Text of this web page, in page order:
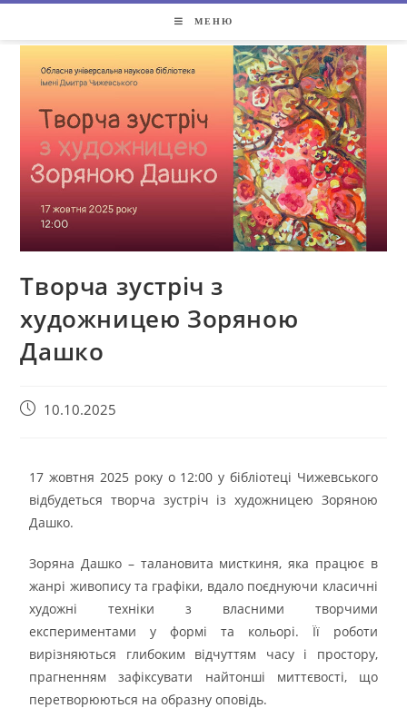
МЕНЮ
Творча зустріч з
художницею Зоряною
Дашко
10.10.2025
17 жовтня 2025 року о 12:00 у бібліотеці Чижевського
відбудеться творча зустріч із художницею Зоряною
Дашко.
Зоряна Дашко – талановита мисткиня, яка працює в
жанрі живопису та графіки, вдало поєднуючи класичні
художні техніки з власними творчими
експериментами у формі та кольорі. Її роботи
вирізняються глибоким відчуттям часу і простору,
прагненням зафіксувати найтонші миттєвості, що
перетворюються на образну оповідь.